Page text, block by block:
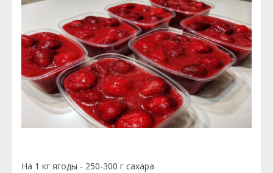
На 1 кг ягоды - 250-300 г сахара